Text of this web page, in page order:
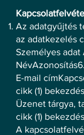
Az adatgyűjtés
az adatkezelés
Személyes
E-mail
cikk (1)
Üzenet tárgya,
cikk (1)
A